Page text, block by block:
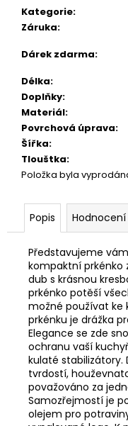
Kategorie:
Záruka:
Dárek zdarma:
Délka:
Doplňky:
Materiál:
Povrchová úprava:
Šířka:
Tlouštka:
Položka byla
Popis Hodnocení
Představujeme
kompaktní prkénko
dub s krásnou
prkénko potěší
možné používat ke
prkénku je drážka
Elegance se zde
ochranu vaší
kulaté stabilizátory.
tvrdostí,
považováno za
Samozřejmostí je
olejem pro
e
m
e
DŘEVĚNÉ
KULIČKOVÉ
PERO
MYSTERY
(MANGO)
300
Kč
700
Kč